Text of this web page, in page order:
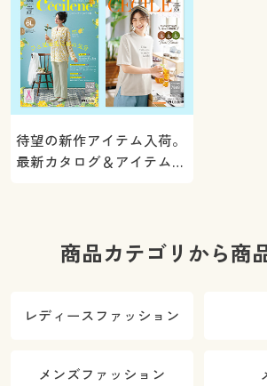
待望の新作アイテム入荷。
最新カタログ＆アイテムを
商品カテゴリから商
レディースファッション
メンズファッション